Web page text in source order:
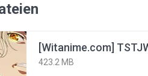
423.2 MB